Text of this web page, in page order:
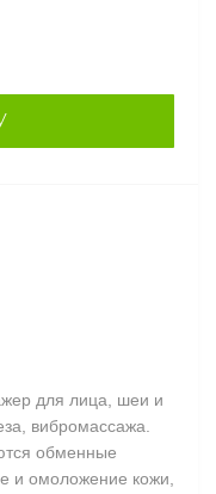
для лица, шеи и
вибромассажа.
обменные
и омоложение кожи,